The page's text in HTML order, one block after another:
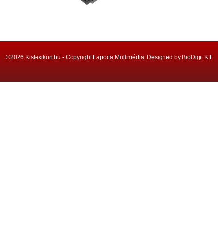
©2026 Kislexikon.hu - Copyright Lapoda Multimédia, Designed by BioDigit Kft.